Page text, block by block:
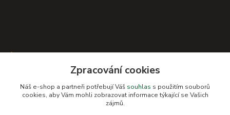
Zpracování cookies
Náš e-shop a partneři potřebují Váš souhlas s použitím souborů
cookies, aby Vám mohli zobrazovat informace týkající se Vašich
zájmů.